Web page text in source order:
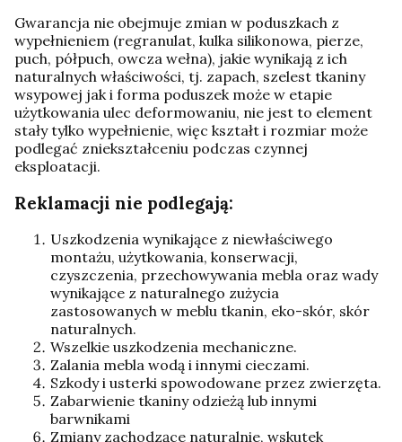
Gwarancja nie obejmuje zmian w poduszkach z
wypełnieniem (regranulat, kulka silikonowa, pierze,
puch, półpuch, owcza wełna), jakie wynikają z ich
naturalnych właściwości, tj. zapach, szelest tkaniny
wsypowej jak i forma poduszek może w etapie
użytkowania ulec deformowaniu, nie jest to element
stały tylko wypełnienie, więc kształt i rozmiar może
podlegać zniekształceniu podczas czynnej
eksploatacji.
Reklamacji nie podlegają:
Uszkodzenia wynikające z niewłaściwego
montażu, użytkowania, konserwacji,
czyszczenia, przechowywania mebla oraz wady
wynikające z naturalnego zużycia
zastosowanych w meblu tkanin, eko-skór, skór
naturalnych.
Wszelkie uszkodzenia mechaniczne.
Zalania mebla wodą i innymi cieczami.
Szkody i usterki spowodowane przez zwierzęta.
Zabarwienie tkaniny odzieżą lub innymi
barwnikami
Zmiany zachodzące naturalnie, wskutek